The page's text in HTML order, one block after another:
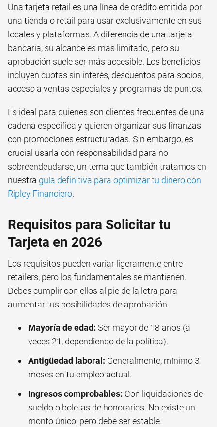
Una tarjeta retail es una línea de crédito emitida por
una tienda o retail para usar exclusivamente en sus
locales y plataformas. A diferencia de una tarjeta
bancaria, su alcance es más limitado, pero su
aprobación suele ser más accesible. Los beneficios
incluyen cuotas sin interés, descuentos para socios,
acceso a ventas especiales y programas de puntos.
Es ideal para quienes son clientes frecuentes de una
cadena específica y quieren organizar sus finanzas
con promociones estructuradas. Sin embargo, es
crucial usarla con responsabilidad para no
sobreendeudarse, un tema que también tratamos en
nuestra guía definitiva para optimizar tu dinero con
Ripley Financiero.
Requisitos para Solicitar tu
Tarjeta en 2026
Los requisitos pueden variar ligeramente entre
retailers, pero los fundamentales se mantienen.
Debes cumplir con ellos al pie de la letra para
aumentar tus posibilidades de aprobación.
Mayoría de edad: Ser mayor de 18 años (a
veces 21, dependiendo de la política).
Antigüedad laboral: Generalmente, mínimo 3
meses en tu empleo actual.
Ingresos comprobables: Con liquidaciones de
sueldo o boletas de honorarios. No existe un
monto único, pero debe ser estable.